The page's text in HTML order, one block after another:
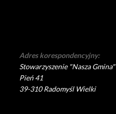
Adres korespondencyjny:
Stowarzyszenie "Nasza Gmina"
Pień 41
39-310 Radomyśl Wielki